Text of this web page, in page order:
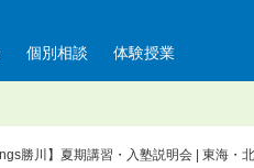
個別相談 体験授業
勝川】夏期講習・入塾説明会 | 東海・